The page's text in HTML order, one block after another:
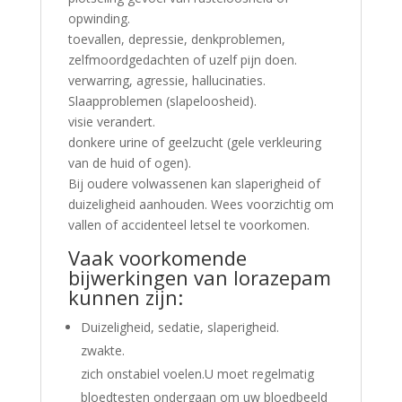
opwinding.
toevallen, depressie, denkproblemen,
zelfmoordgedachten of uzelf pijn doen.
verwarring, agressie, hallucinaties.
Slaapproblemen (slapeloosheid).
visie verandert.
donkere urine of geelzucht (gele verkleuring
van de huid of ogen).
Bij oudere volwassenen kan slaperigheid of
duizeligheid aanhouden. Wees voorzichtig om
vallen of accidenteel letsel te voorkomen.
Vaak voorkomende
bijwerkingen van lorazepam
kunnen zijn:
Duizeligheid, sedatie, slaperigheid.
zwakte.
zich onstabiel voelen.U moet regelmatig
bloedtesten ondergaan om uw bloedbeeld